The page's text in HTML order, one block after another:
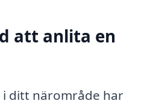
att anlita en
i ditt närområde har